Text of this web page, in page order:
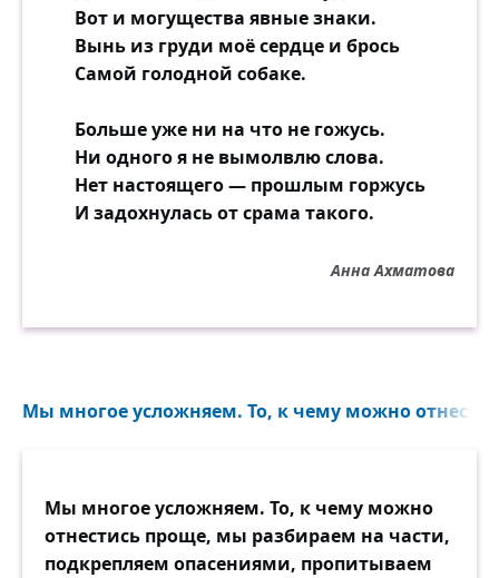
Вот и могущества явные знаки.
Вынь из груди моё сердце и брось
Самой голодной собаке.
Больше уже ни на что не гожусь.
Ни одного я не вымолвлю слова.
Нет настоящего — прошлым горжусь
И задохнулась от срама такого.
Анна Ахматова
Мы многое усложняем. То, к чему можно
Мы многое усложняем. То, к чему можно
отнестись проще, мы разбираем на части,
подкрепляем опасениями, пропитываем